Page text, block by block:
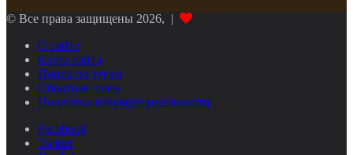
© Все права защищены 2026, |
О сайте
Карта сайта
Поиск по тегам
Обратная связь
Политика конфиденциальности
Facebook
Twitter